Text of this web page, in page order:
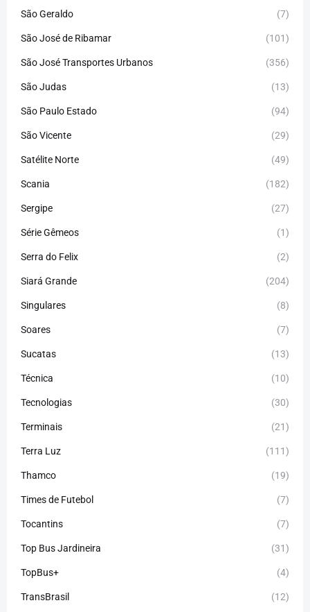
São Geraldo (7)
São José de Ribamar (101)
São José Transportes Urbanos (356)
São Judas (13)
São Paulo Estado (94)
São Vicente (29)
Satélite Norte (49)
Scania (182)
Sergipe (27)
Série Gêmeos (1)
Serra do Felix (2)
Siará Grande (204)
Singulares (8)
Soares (7)
Sucatas (13)
Técnica (10)
Tecnologias (30)
Terminais (21)
Terra Luz (111)
Thamco (19)
Times de Futebol (7)
Tocantins (7)
Top Bus Jardineira (31)
TopBus+ (4)
TransBrasil (12)